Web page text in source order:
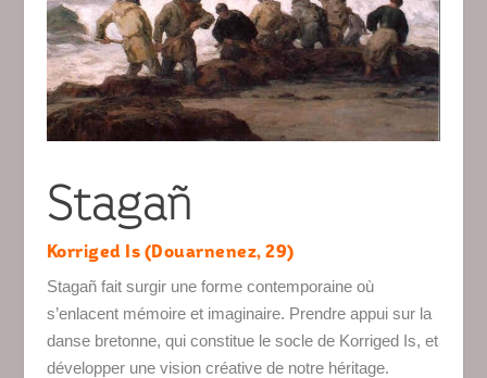
Stagañ
Korriged Is (Douarnenez, 29)
Stagañ fait surgir une forme contemporaine où
s’enlacent mémoire et imaginaire. Prendre appui sur la
danse bretonne, qui constitue le socle de Korriged Is, et
développer une vision créative de notre héritage.